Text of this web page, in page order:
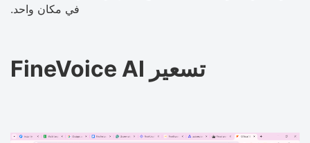
في مكان واحد.
تسعير FineVoice AI